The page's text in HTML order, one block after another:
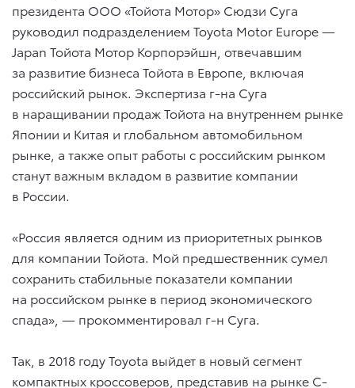
президента ООО «Тойота Мотор» Сюдзи Суга
руководил подразделением Toyota Motor Europe —
Japan Тойота Мотор Корпорэйшн, отвечавшим
за развитие бизнеса Тойота в Европе, включая
российский рынок. Экспертиза г-на Суга
в наращивании продаж Тойота на внутреннем рынке
Японии и Китая и глобальном автомобильном
рынке, а также опыт работы с российским рынком
станут важным вкладом в развитие компании
в России.
«Россия является одним из приоритетных рынков
для компании Тойота. Мой предшественник сумел
сохранить стабильные показатели компании
на российском рынке в период экономического
спада», — прокомментировал г-н Суга.
Так, в 2018 году Toyota выйдет в новый сегмент
компактных кроссоверов, представив на рынке C-